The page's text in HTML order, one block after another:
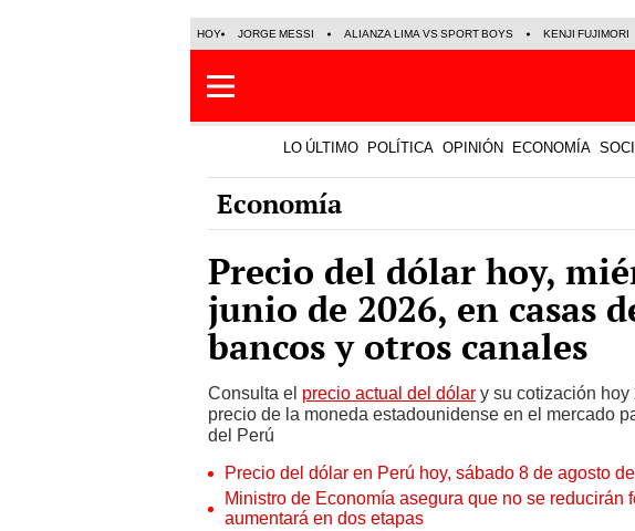
HOY JORGE MESSI ALIANZA LIMA VS SPORT BOYS KENJI FUJIMORI
LO ÚLTIMO POLÍTICA OPINIÓN ECONOMÍA
Economía
Precio del dólar hoy,
junio de 2026, en casas
bancos y otros canales
Consulta el precio actual del dólar y su cotización
precio de la moneda estadounidense en el mercado
del Perú
Precio del dólar en Perú hoy, sábado 8 de agosto
Ministro de Economía asegura que no se reducirán
aumentará en dos etapas